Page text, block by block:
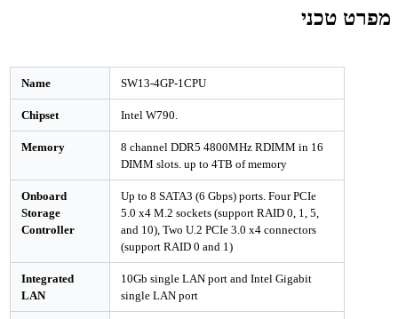
SW13-4GP-1CPU
8 channel DDR5 4800MHz RDIMM in 16
DIMM slots. up to 4TB of memory
Controller
Up to 8 SATA3 (6 Gbps) ports. Four PCIe
5.0 x4 M.2 sockets (support RAID 0, 1, 5,
and 10), Two U.2 PCIe 3.0 x4 connectors
(support RAID 0 and 1)
Integrated
10Gb single LAN port and Intel Gigabit
single LAN port